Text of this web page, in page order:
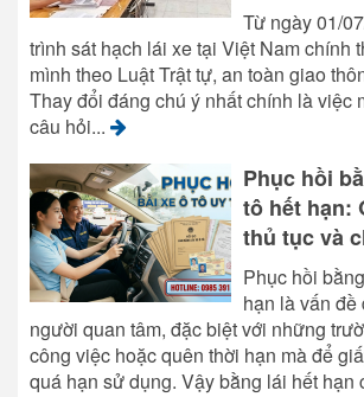
Từ ngày 01/
trình sát hạch lái xe tại Việt Nam chính
mình theo Luật Trật tự, an toàn giao
Thay đổi đáng chú ý nhất chính là việc
câu hỏi...
Phục hồi
tô hết hạn:
thủ tục và
Phục hồi
hạn là vấn
người quan tâm, đặc biệt với những
công việc hoặc quên thời hạn mà để
quá hạn sử dụng. Vậy bằng lái hết hạn